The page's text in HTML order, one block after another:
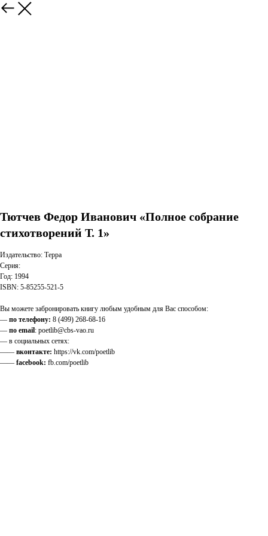
Тютчев Федор Иванович «Полное собрание
стихотворений Т. 1»
Издательство: Терра
Серия:
Год: 1994
ISBN: 5-85255-521-5
Вы можете забронировать книгу любым удобным для Вас способом:
— по телефону: 8 (499) 268-68-16
— по email: poetlib@cbs-vao.ru
— в социальных сетях:
—— вконтакте: https://vk.com/poetlib
—— facebook: fb.com/poetlib